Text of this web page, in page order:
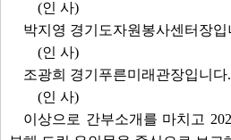
(인 사)
박지영 경기도자원봉사센터장입
(인 사)
조광희 경기푸른미래관장입니다.
(인 사)
이상으로 간부소개를 마치고